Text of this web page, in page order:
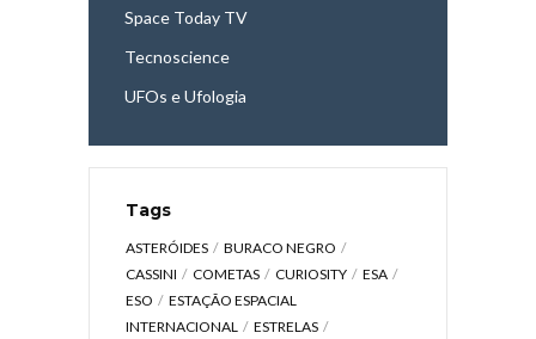
Space Today TV
Tecnoscience
UFOs e Ufologia
Tags
ASTERÓIDES
BURACO NEGRO
CASSINI
COMETAS CURIOSITY
ESA
ESO
ESTAÇÃO ESPACIAL
INTERNACIONAL
ESTRELAS